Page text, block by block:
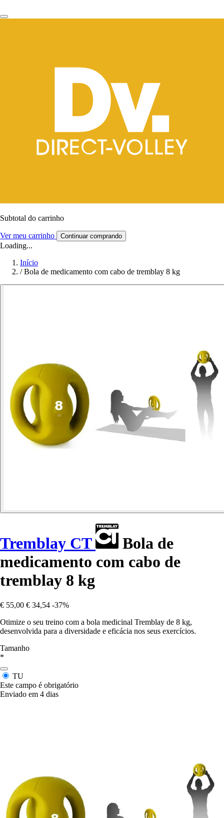
Subtotal do carrinho
Ver meu carrinho Continuar comprando
Loading...
Início
/ Bola de medicamento com cabo de tremblay 8 kg
Tremblay CT
Bola de
medicamento com cabo de
tremblay 8 kg
€ 55,00 € 34,54 -37%
Otimize o seu treino com a bola medicinal Tremblay de 8 kg,
desenvolvida para a diversidade e eficácia nos seus exercícios.
Tamanho
*
TU
Este campo é obrigatório
Enviado em 4 dias